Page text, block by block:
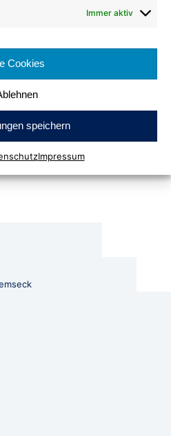
Immer aktiv
Cookies
speichern
Impressum